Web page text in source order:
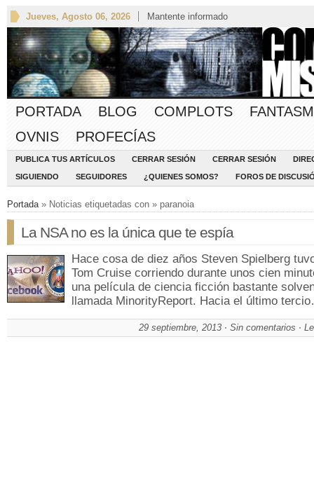
Jueves, Agosto 06, 2026 Mantente informado
PORTADA BLOG COMPLOTS
OVNIS
PROFECÍAS
PUBLICA TUS ARTÍCULOS CERRAR SESIÓN CERRAR SESIÓN
SIGUIENDO SEGUIDORES ¿QUIENES SOMOS? FOROS DE
Portada » Noticias etiquetadas con » paranoia
La NSA no es la única que te espía
Hace cosa de diez años Steven Spielberg
Tom Cruise corriendo durante unos cien
una película de ciencia ficción bastante
llamada MinorityReport. Hacia el último
29 septiembre, 2013 Sin comentarios